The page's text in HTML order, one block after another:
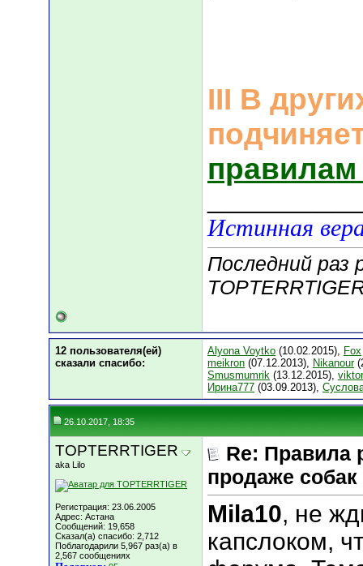
III В
Истинная
Последний раз
12 пользователя(ей)
сказали cпасибо:
Alyona Voytko (10.02.2015), Fox
meikron (07.12.2013), Nikanour
Smusmumrik (13.12.2015),
Ирина777 (03.09.2013),
26.10.2017, 18:35
TOPTERRTIGER
aka Lilo
Регистрация: 23.06.2005
Адрес: Астана
Сообщений: 19,658
Сказал(а) спасибо: 2,712
Поблагодарили 5,967 раз(а) в
2,567 сообщениях
Re: Правила
продаже
Mila10, не
капслоком,